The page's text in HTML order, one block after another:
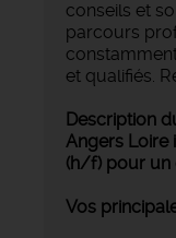
conseils et
parcours
et qualifiés.
Description
Angers Loire
(h/f) pour un
Vos